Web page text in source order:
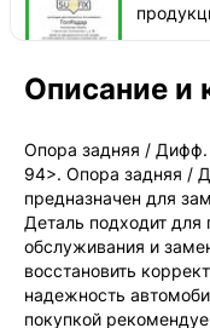
Описание и
Опора задняя / Дифф.
94>. Опора задняя /
предназначен для
Деталь подходит для
обслуживания и
восстановить
надежность
покупкой